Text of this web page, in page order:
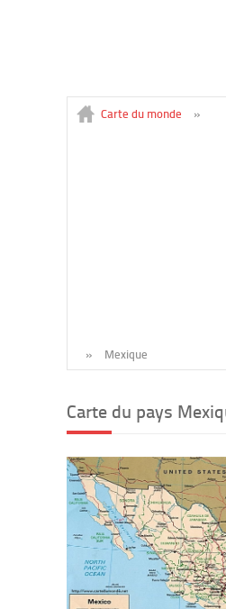
Carte du monde »
» Mexique
Carte du pays